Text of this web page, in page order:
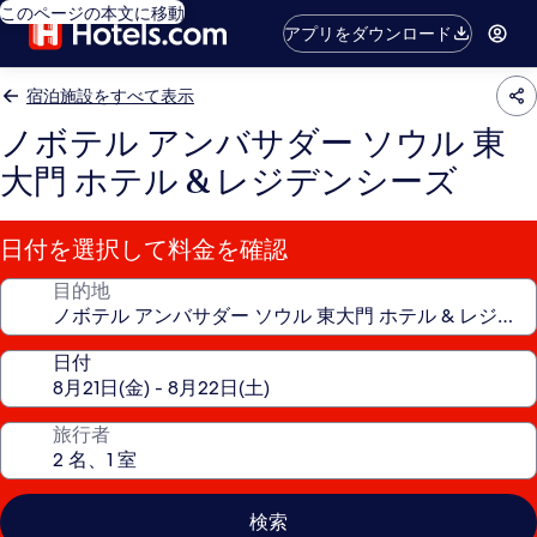
このページの本文に移動
アプリをダウンロード
宿泊施設をすべて表示
ノボテル アンバサダー ソウル 東
大門 ホテル & レジデンシーズ
日付を選択して料金を確認
目的地
日付
旅行者
検索